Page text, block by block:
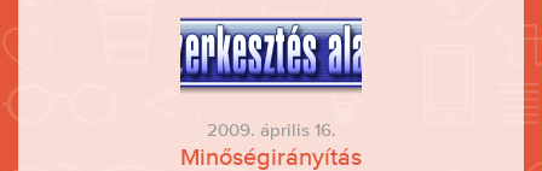
2009. április 16.
Minőségirányítás